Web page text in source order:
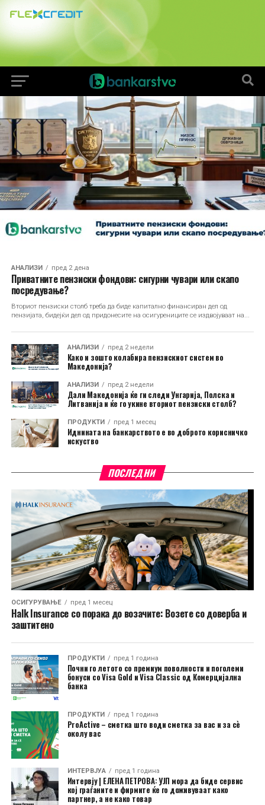
АНАЛИЗИ пред 2 дена
Приватните пензиски фондови: сигурни чувари или скапо
посредување?
Вториот пензиски столб треба да биде капитално финансиран дел од
пензијата, бидејќи дел од придонесите на осигурениците се издвојуваат на...
АНАЛИЗИ пред 2 недели
Како и зошто колабира пензискиот систем во
Македонија?
АНАЛИЗИ пред 2 недели
Дали Македонија ќе ги следи Унгарија, Полска и
Литванија и ќе го укине вториот пензиски столб?
ПРОДУКТИ пред 1 месец
Иднината на банкарството е во доброто корисничко
искуство
ПОСЛЕДНИ
ОСИГУРУВАЊЕ пред 1 месец
Halk Insurance со порака до возачите: Возете со доверба и
заштитено
ПРОДУКТИ пред 1 година
Почни го летото со премиум поволности и поголеми
бонуси со Visa Gold и Visa Classic од Комерцијална
банка
ПРОДУКТИ пред 1 година
ProActive – сметка што води сметка за вас и за сѐ
околу вас
ИНТЕРВЈУА пред 1 година
Интервју | ЕЛЕНА ПЕТРОВА: УЈП мора да биде сервис
кој граѓаните и фирмите ќе го доживуваат како
партнер, а не како товар